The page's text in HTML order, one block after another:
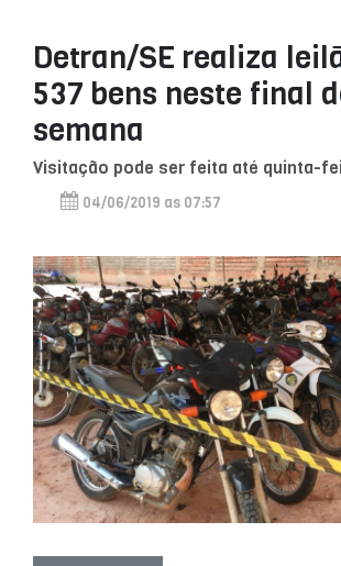
Detran/SE realiza
537 bens neste final
semana
Visitação pode ser feita até quinta-
04/06/2019 as 07:57